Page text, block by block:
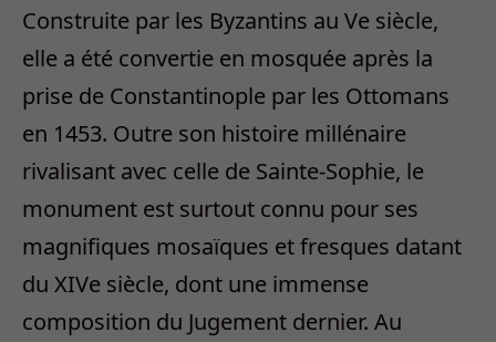
Construite par les Byzantins au Ve siècle,
elle a été convertie en mosquée après la
prise de Constantinople par les Ottomans
en 1453. Outre son histoire millénaire
rivalisant avec celle de Sainte-Sophie, le
monument est surtout connu pour ses
magnifiques mosaïques et fresques datant
du XIVe siècle, dont une immense
composition du Jugement dernier. Au